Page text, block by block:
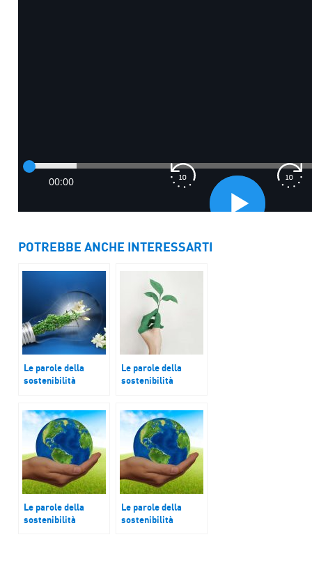
POTREBBE ANCHE INTERESSARTI
Le parole della
sostenibilità
Le parole della
sostenibilità
Le parole della
sostenibilità
Le parole della
sostenibilità